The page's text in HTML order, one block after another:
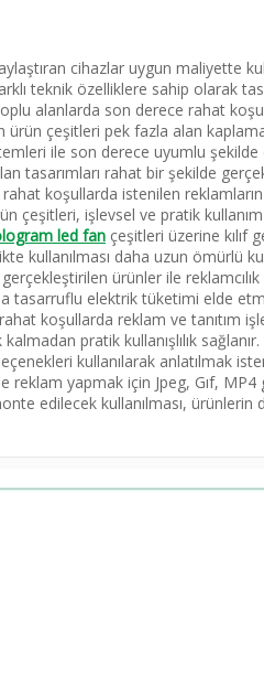
cihazlar uygun maliyette
teknik özelliklere sahip olarak
alanlarda son derece rahat
çeşitleri pek fazla alan
ile son derece uyumlu
tasarımları rahat bir şekilde
koşullarda istenilen
çeşitleri, işlevsel ve pratik
led fan çeşitleri üzerine kılıf
kullanılması daha uzun ömürlü
ürünler ile
tasarruflu elektrik tüketimi elde
koşullarda reklam ve tanıtım
pratik kullanışlılık sağlanır.
kullanılarak anlatılmak
reklam yapmak için Jpeg, Gıf,
edilecek kullanılması, ürünlerin